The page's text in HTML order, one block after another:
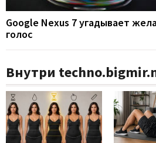
Google Nexus 7 угадывает
голос
Внутри